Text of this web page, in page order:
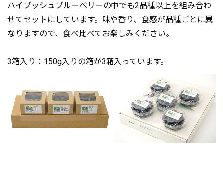
ハイブッシュブルーベリーの中でも2品種以上を組み合わ
せてセットにしています。味や香り、食感が品種ごとに異
なりますので、食べ比べてお楽しみください。
3箱入り：150g入りの箱が3箱入っています。